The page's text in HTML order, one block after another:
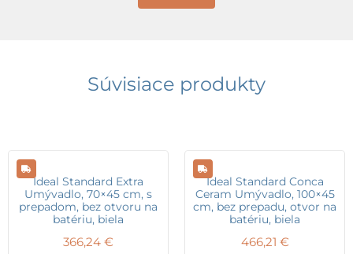
Súvisiace produkty
Ideal Standard Extra
Umývadlo, 70×45 cm, s
prepadom, bez otvoru na
batériu, biela
366,24 €
Ideal Standard Conca
Ceram Umývadlo, 100×45
cm, bez prepadu, otvor na
batériu, biela
466,21 €